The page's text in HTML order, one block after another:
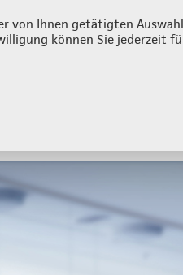
von Ihnen getätigten
können Sie jederzeit